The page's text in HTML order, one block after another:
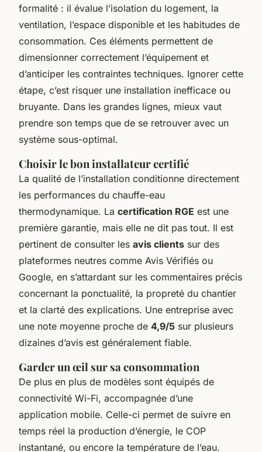
formalité : il évalue l’isolation du logement, la
ventilation, l’espace disponible et les habitudes de
consommation. Ces éléments permettent de
dimensionner correctement l’équipement et
d’anticiper les contraintes techniques. Ignorer cette
étape, c’est risquer une installation inefficace ou
bruyante. Dans les grandes lignes, mieux vaut
prendre son temps que de se retrouver avec un
système sous-optimal.
Choisir le bon installateur certifié
La qualité de l’installation conditionne directement
les performances du chauffe-eau
thermodynamique. La certification RGE est une
première garantie, mais elle ne dit pas tout. Il est
pertinent de consulter les avis clients sur des
plateformes neutres comme Avis Vérifiés ou
Google, en s’attardant sur les commentaires précis
concernant la ponctualité, la propreté du chantier
et la clarté des explications. Une entreprise avec
une note moyenne proche de 4,9/5 sur plusieurs
dizaines d’avis est généralement fiable.
Garder un œil sur sa consommation
De plus en plus de modèles sont équipés de
connectivité Wi-Fi, accompagnée d’une
application mobile. Celle-ci permet de suivre en
temps réel la production d’énergie, le COP
instantané, ou encore la température de l’eau.